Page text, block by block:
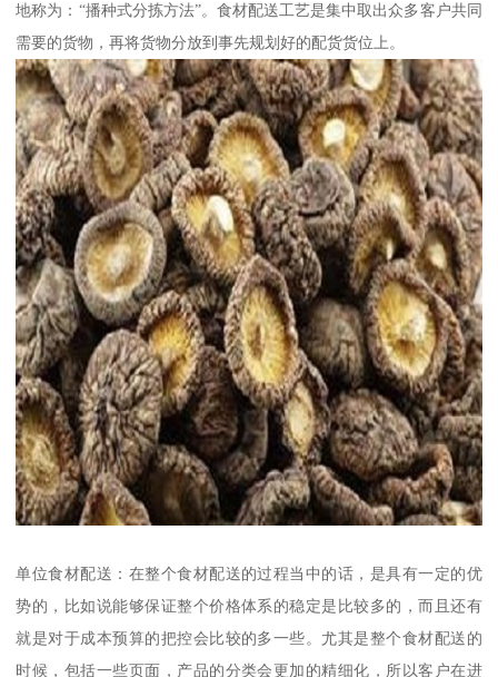
地称为：“播种式分拣方法”。食材配送工艺是集中取出众多客户共同
需要的货物，再将货物分放到事先规划好的配货货位上。
单位食材配送：在整个食材配送的过程当中的话，是具有一定的优
势的，比如说能够保证整个价格体系的稳定是比较多的，而且还有
就是对于成本预算的把控会比较的多一些。尤其是整个食材配送的
时候，包括一些页面，产品的分类会更加的精细化，所以客户在进